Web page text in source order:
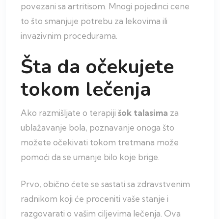
povezani sa artritisom. Mnogi pojedinci cene
to što smanjuje potrebu za lekovima ili
invazivnim procedurama.
Šta da očekujete
tokom lečenja
Ako razmišljate o terapiji šok talasima za
ublažavanje bola, poznavanje onoga što
možete očekivati tokom tretmana može
pomoći da se umanje bilo koje brige.
Prvo, obično ćete se sastati sa zdravstvenim
radnikom koji će proceniti vaše stanje i
razgovarati o vašim ciljevima lečenja. Ova